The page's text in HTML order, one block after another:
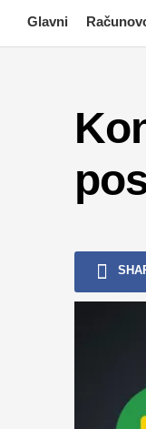
content
Glavni